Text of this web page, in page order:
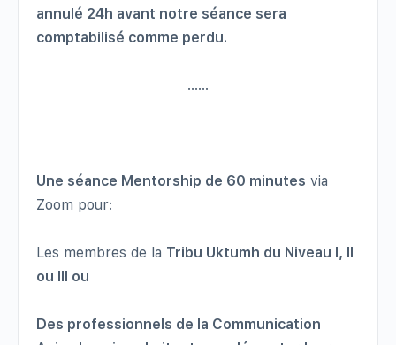
annulé 24h avant notre séance sera
comptabilisé comme perdu.
……
Une séance Mentorship de 60 minutes via
Zoom pour:
Les membres de la Tribu Uktumh du Niveau I, II
ou III ou
Des professionnels de la Communication